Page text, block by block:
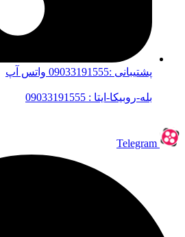
پشتیبانی :09033191555 واتس آپ
بله-روبیکا-ایتا : 09033191555
Telegram